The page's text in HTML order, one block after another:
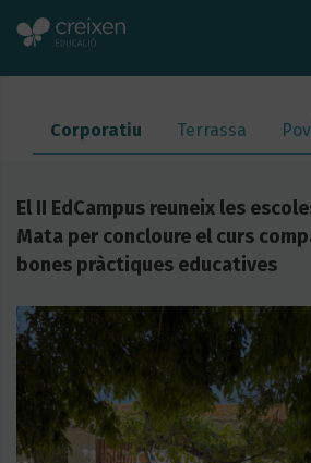
Corporatiu Terrassa
El II EdCampus reuneix les
Mata per concloure el curs
bones pràctiques educatives